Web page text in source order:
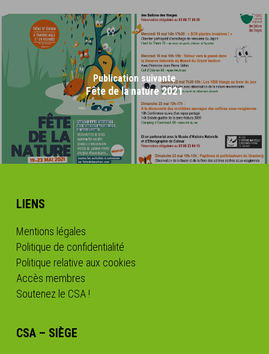
Publication suivante
Fête de la nature 2021
LIENS
Mentions légales
Politique de confidentialité
Politique relative aux cookies
Accès membres
Soutenez le CSA !
CSA – SIÈGE